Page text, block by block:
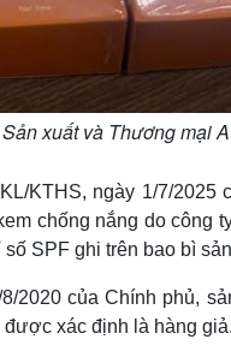
xuất và Thương mại
KTHS, ngày 1/7/
chống nắng do công
SPF ghi trên bao bì
2020 của Chính phủ,
xác định là hàng giả.